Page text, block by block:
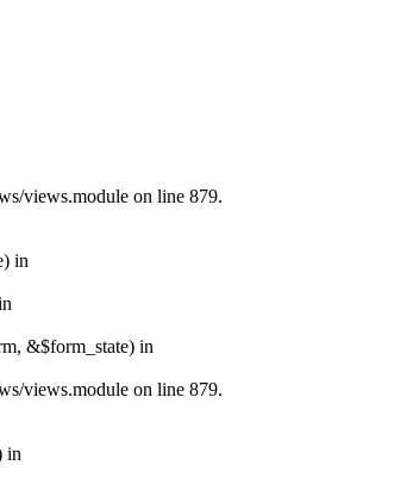
views.module on line 879.
in
&$form_state) in
views.module on line 879.
in